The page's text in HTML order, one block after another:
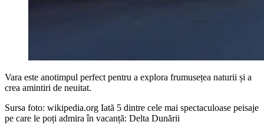
Vara este anotimpul perfect pentru a explora frumusețea naturii și a
crea amintiri de neuitat.
Sursa foto: wikipedia.org Iată 5 dintre cele mai spectaculoase peisaje
pe care le poți admira în vacanță: Delta Dunării